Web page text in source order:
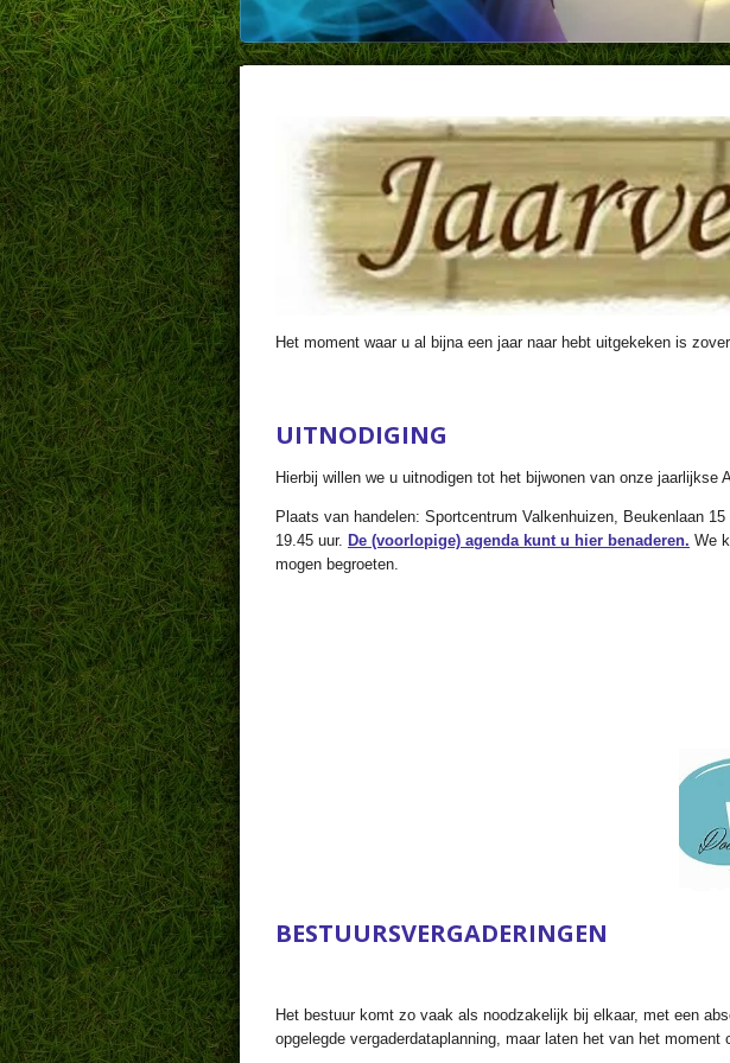
Het moment waar u al bijna een jaar naar hebt uitgekeken is
UITNODIGING
Hierbij willen we u uitnodigen tot het bijwonen van onze jaarlijkse
Plaats van handelen: Sportcentrum Valkenhuizen, Beukenlaan
19.45 uur. De (voorlopige) agenda kunt u hier benaderen. We
mogen begroeten.
BESTUURSVERGADERINGEN
Het bestuur komt zo vaak als noodzakelijk bij elkaar, met een
opgelegde vergaderdataplanning, maar laten het van het